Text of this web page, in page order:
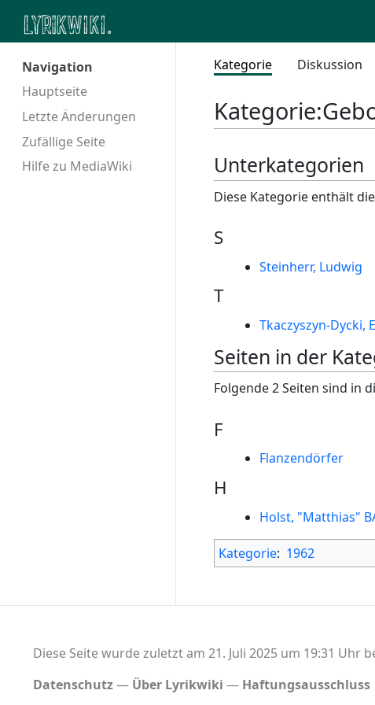
Navigation
Hauptseite
Letzte Änderungen
Zufällige Seite
Hilfe zu MediaWiki
Kategorie Diskussion
Kategorie:
Unterkategorien
Diese Kategorie enthält
S
Steinherr, Ludwig
T
Tkaczyszyn-Dycki,
Seiten in der
Folgende 2 Seiten sind in
F
Flanzendörfer
H
Holst, "Matthias"
Kategorie: 1962
Diese Seite wurde zuletzt am 21. Juli 2025 um 19:31 Uhr
Datenschutz
Über Lyrikwiki Haftungsausschluss